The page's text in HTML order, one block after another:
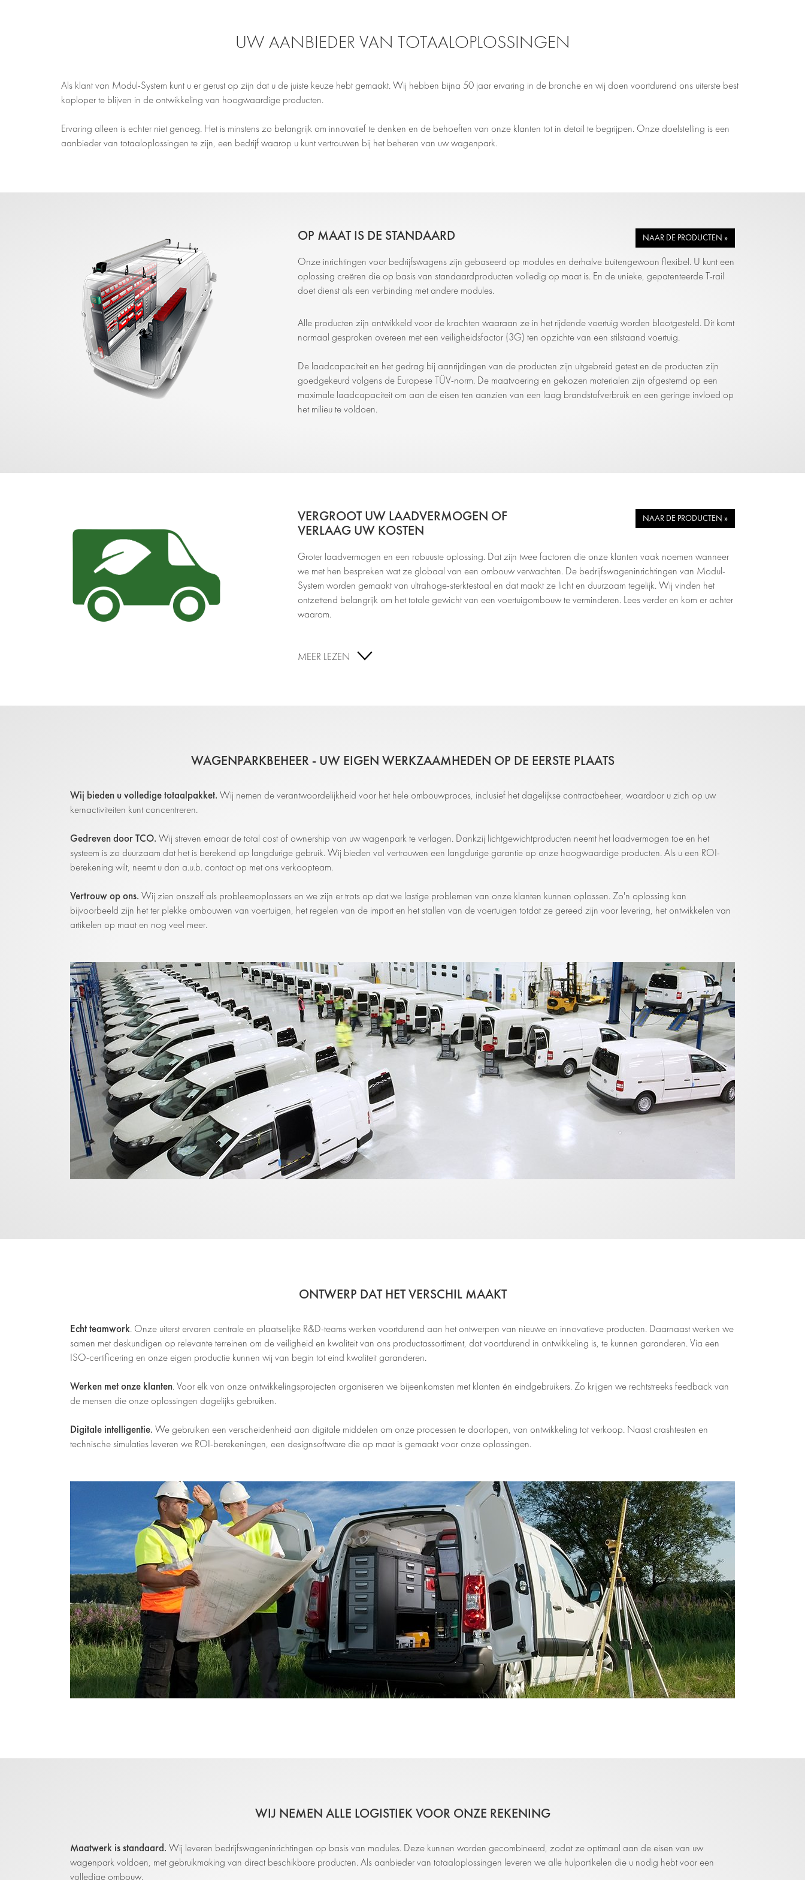
UW AANBIEDER VAN TOTAALOPLOSSINGEN
Als klant van Modul-System kunt u er gerust op zijn dat u de juiste keuze hebt gemaakt. Wij hebben bijna 50 jaar ervaring in de branche en wij doen voortdurend ons uiterste best
koploper te blijven in de ontwikkeling van hoogwaardige producten.
Ervaring alleen is echter niet genoeg. Het is minstens zo belangrijk om innovatief te denken en de behoeften van onze klanten tot in detail te begrijpen. Onze doelstelling is een
aanbieder van totaaloplossingen te zijn, een bedrijf waarop u kunt vertrouwen bij het beheren van uw wagenpark.
OP MAAT IS DE STANDAARD NAAR DE PRODUCTEN »
Onze inrichtingen voor bedrijfswagens zijn gebaseerd op modules en derhalve buitengewoon flexibel. U kunt een
oplossing creëren die op basis van standaardproducten volledig op maat is. En de unieke, gepatenteerde T-rail
doet dienst als een verbinding met andere modules.
Alle producten zijn ontwikkeld voor de krachten waaraan ze in het rijdende voertuig worden blootgesteld. Dit komt
normaal gesproken overeen met een veiligheidsfactor (3G) ten opzichte van een stilstaand voertuig.
De laadcapaciteit en het gedrag bij aanrijdingen van de producten zijn uitgebreid getest en de producten zijn
goedgekeurd volgens de Europese TÜV-norm. De maatvoering en gekozen materialen zijn afgestemd op een
maximale laadcapaciteit om aan de eisen ten aanzien van een laag brandstofverbruik en een geringe invloed op
het milieu te voldoen.
VERGROOT UW LAADVERMOGEN OF
VERLAAG UW KOSTEN
NAAR DE PRODUCTEN »
Groter laadvermogen en een robuuste oplossing. Dat zijn twee factoren die onze klanten vaak noemen wanneer
we met hen bespreken wat ze globaal van een ombouw verwachten. De bedrijfswageninrichtingen van Modul-
System worden gemaakt van ultrahoge-sterktestaal en dat maakt ze licht en duurzaam tegelijk. Wij vinden het
ontzettend belangrijk om het totale gewicht van een voertuigombouw te verminderen. Lees verder en kom er achter
waarom.
MEER LEZEN
WAGENPARKBEHEER - UW EIGEN WERKZAAMHEDEN OP DE EERSTE PLAATS
Wij bieden u volledige totaalpakket. Wij nemen de verantwoordelijkheid voor het hele ombouwproces, inclusief het dagelijkse contractbeheer, waardoor u zich op uw
kernactiviteiten kunt concentreren.
Gedreven door TCO. Wij streven ernaar de total cost of ownership van uw wagenpark te verlagen. Dankzij lichtgewichtproducten neemt het laadvermogen toe en het
systeem is zo duurzaam dat het is berekend op langdurige gebruik. Wij bieden vol vertrouwen een langdurige garantie op onze hoogwaardige producten. Als u een ROI-
berekening wilt, neemt u dan a.u.b. contact op met ons verkoopteam.
Vertrouw op ons. Wij zien onszelf als probleemoplossers en we zijn er trots op dat we lastige problemen van onze klanten kunnen oplossen. Zo'n oplossing kan
bijvoorbeeld zijn het ter plekke ombouwen van voertuigen, het regelen van de import en het stallen van de voertuigen totdat ze gereed zijn voor levering, het ontwikkelen van
artikelen op maat en nog veel meer.
ONTWERP DAT HET VERSCHIL MAAKT
Echt teamwork. Onze uiterst ervaren centrale en plaatselijke R&D-teams werken voortdurend aan het ontwerpen van nieuwe en innovatieve producten. Daarnaast werken we
samen met deskundigen op relevante terreinen om de veiligheid en kwaliteit van ons productassortiment, dat voortdurend in ontwikkeling is, te kunnen garanderen. Via een
ISO-certificering en onze eigen productie kunnen wij van begin tot eind kwaliteit garanderen.
Werken met onze klanten. Voor elk van onze ontwikkelingsprojecten organiseren we bijeenkomsten met klanten én eindgebruikers. Zo krijgen we rechtstreeks feedback van
de mensen die onze oplossingen dagelijks gebruiken.
Digitale intelligentie. We gebruiken een verscheidenheid aan digitale middelen om onze processen te doorlopen, van ontwikkeling tot verkoop. Naast crashtesten en
technische simulaties leveren we ROI-berekeningen, een designsoftware die op maat is gemaakt voor onze oplossingen.
WIJ NEMEN ALLE LOGISTIEK VOOR ONZE REKENING
Maatwerk is standaard. Wij leveren bedrijfswageninrichtingen op basis van modules. Deze kunnen worden gecombineerd, zodat ze optimaal aan de eisen van uw
wagenpark voldoen, met gebruikmaking van direct beschikbare producten. Als aanbieder van totaaloplossingen leveren we alle hulpartikelen die u nodig hebt voor een
volledige ombouw.